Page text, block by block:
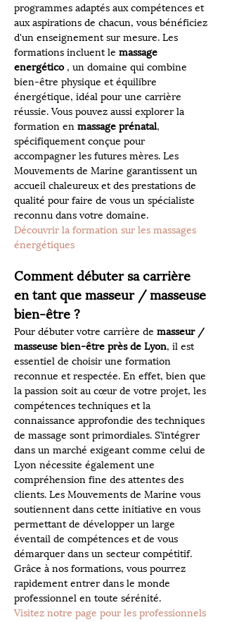
programmes adaptés aux compétences et
aux aspirations de chacun, vous bénéficiez
d'un enseignement sur mesure. Les
formations incluent le massage
energético , un domaine qui combine
bien-être physique et équilibre
énergétique, idéal pour une carrière
réussie. Vous pouvez aussi explorer la
formation en massage prénatal,
spécifiquement conçue pour
accompagner les futures mères. Les
Mouvements de Marine garantissent un
accueil chaleureux et des prestations de
qualité pour faire de vous un spécialiste
reconnu dans votre domaine.
Découvrir la formation sur les massages
énergétiques
Comment débuter sa carrière
en tant que masseur / masseuse
bien-être ?
Pour débuter votre carrière de masseur /
masseuse bien-être près de Lyon, il est
essentiel de choisir une formation
reconnue et respectée. En effet, bien que
la passion soit au cœur de votre projet, les
compétences techniques et la
connaissance approfondie des techniques
de massage sont primordiales. S’intégrer
dans un marché exigeant comme celui de
Lyon nécessite également une
compréhension fine des attentes des
clients. Les Mouvements de Marine vous
soutiennent dans cette initiative en vous
permettant de développer un large
éventail de compétences et de vous
démarquer dans un secteur compétitif.
Grâce à nos formations, vous pourrez
rapidement entrer dans le monde
professionnel en toute sérénité.
Visitez notre page pour les professionnels